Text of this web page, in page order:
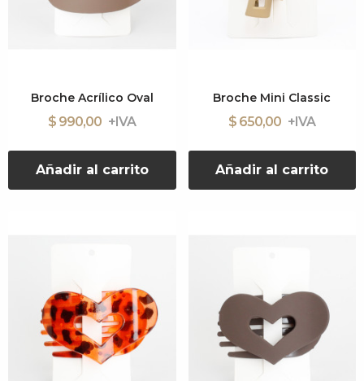
Broche Acrílico Oval
$ 990,00
Añadir al carrito
Broche Mini Classic
$ 650,00
Añadir al carrito